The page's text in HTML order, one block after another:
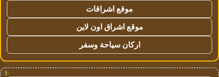
موقع اشراقات
موقع اشراق اون لاين
اركان سياحة وسفر
!